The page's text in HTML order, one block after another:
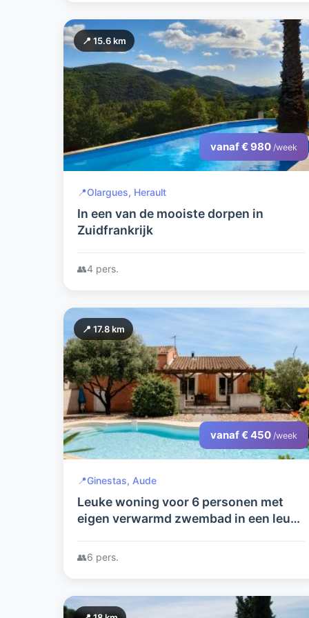
📍 15.6 km
vanaf € 980 /week
📍Olargues, Herault
In een van de mooiste dorpen in
Zuidfrankrijk
👥4 pers.
📍 17.8 km
vanaf € 450 /week
📍Ginestas, Aude
Leuke woning voor 6 personen met
eigen verwarmd zwembad in een leuk
👥6 pers.